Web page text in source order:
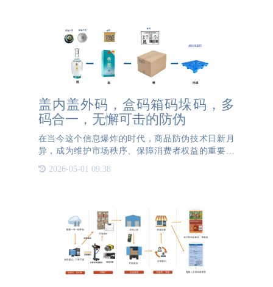
盖内盖外码，盒码箱码垛码，多
码合一，无懈可击的防伪
在当今这个信息爆炸的时代，商品防伪技术日新月
异，成为维护市场秩序、保障消费者权益的重要一
式，为众多企业解决了防伪、防窜以及溯源的需求。
2026-05-01 09:38